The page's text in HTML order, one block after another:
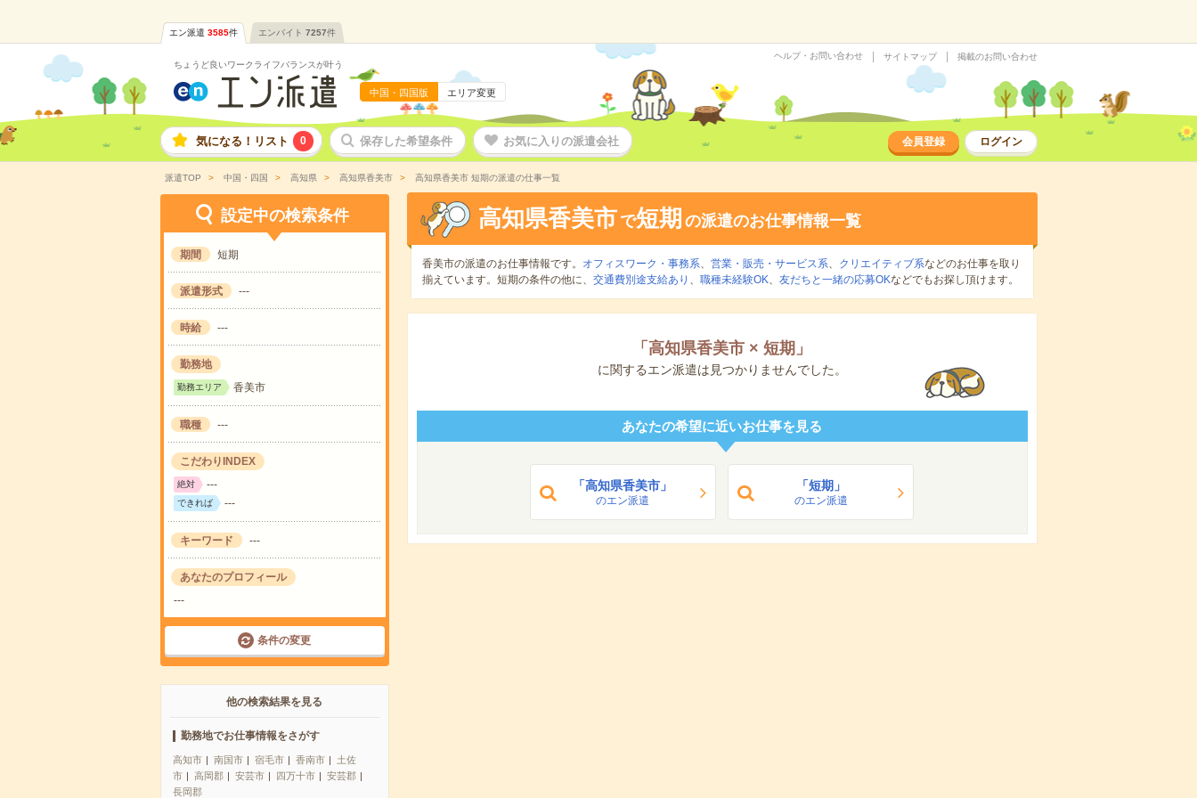
エン派遣 3585件 エンバイト 7257件
ちょうど良いワークライフバランスが叶う
中国・四国版 エリア変更
ヘルプ・お問い合わせ サイトマップ 掲載のお問い合わせ
気になる！リスト 0 保存した希望条件 お気に入りの派遣会社 会員登録 ログイン
派遣TOP 中国・四国 高知県 高知県香美市 高知県香美市 短期の派遣の仕事一覧
設定中の検索条件
期間 短期
派遣形式 ---
時給 ---
勤務地
勤務エリア 香美市
職種 ---
こだわりINDEX
絶対 ---
できれば ---
キーワード ---
あなたのプロフィール
---
条件の変更
他の検索結果を見る
勤務地でお仕事情報をさがす
高知市 南国市 宿毛市 香南市
土佐
市
高岡郡 安芸市 四万十市
安芸郡
長岡郡
高知県香美市 で短期 の派遣のお仕事情報一覧
香美市の派遣のお仕事情報です。 オフィスワーク・事務系、 営業・販売・サービス系、 クリエイティブ系などのお仕事を取り
揃えています。短期の条件の他に、 交通費別途支給あり 、 職種未経験OK、 友だちと一緒の応募OKなどでもお探し頂けます。
「 高知県香美市 × 短期 」
に関するエン派遣は見つかりませんでした。
あなたの希望に近いお仕事を見る
「高知県香美市」
のエン派遣
「短期」
のエン派遣